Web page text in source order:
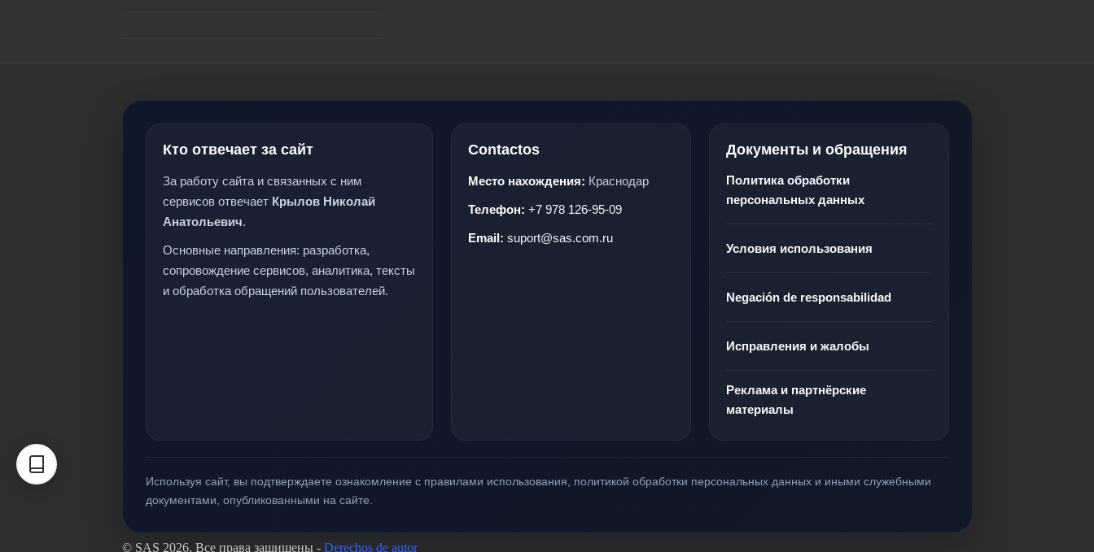
Кто отвечает за сайт
За работу сайта и связанных с ним
сервисов отвечает Крылов Николай
Анатольевич.
Основные направления: разработка,
сопровождение сервисов, аналитика, тексты
и обработка обращений пользователей.
Contactos
Место нахождения: Краснодар
Телефон: +7 978 126-95-09
Email: suport@sas.com.ru
Документы и обращения
Политика обработки
персональных данных
Условия использования
Negación de responsabilidad
Исправления и жалобы
Реклама и партнёрские
материалы
Используя сайт, вы подтверждаете ознакомление с правилами использования, политикой обработки персональных данных и иными служебными
документами, опубликованными на сайте.
© SAS 2026, Все права защищены - Derechos de autor